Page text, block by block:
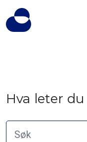
Hva leter